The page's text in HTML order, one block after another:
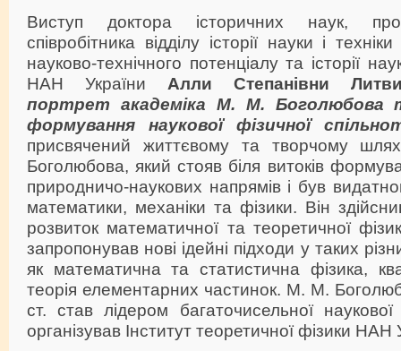
Виступ доктора історичних наук,
співробітника відділу історії науки і
науково-технічного потенціалу та історії
НАН України Алли Степанівни
портрет академіка М. М. Боголюбова
формування наукової фізичної
присвячений життєвому та творчому
Боголюбова, який стояв біля витоків
природничо-наукових напрямів і був
математики, механіки та фізики. Він
розвиток математичної та теоретичної
запропонував нові ідейні підходи у таких
як математична та статистична фізика,
теорія елементарних частинок. М. М.
ст. став лідером багаточисельної
організував Інститут теоретичної фізики НАН